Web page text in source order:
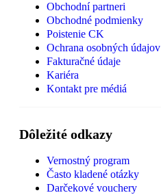
Obchodní partneri
Obchodné podmienky
Poistenie CK
Ochrana osobných údajov
Fakturačné údaje
Kariéra
Kontakt pre médiá
Dôležité odkazy
Vernostný program
Často kladené otázky
Darčekové vouchery